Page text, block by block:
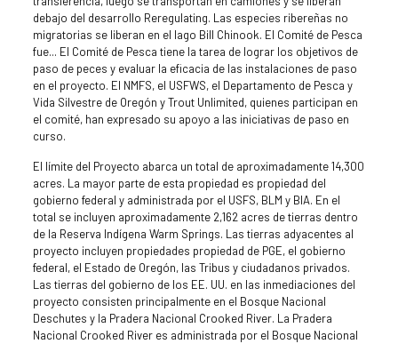
debajo del desarrollo Reregulating. Las especies ribereñas no
migratorias se liberan en el lago Bill Chinook. El Comité de Pesca
fue... El Comité de Pesca tiene la tarea de lograr los objetivos de
paso de peces y evaluar la eficacia de las instalaciones de paso
en el proyecto. El NMFS, el USFWS, el Departamento de Pesca y
Vida Silvestre de Oregón y Trout Unlimited, quienes participan en
el comité, han expresado su apoyo a las iniciativas de paso en
curso.
El límite del Proyecto abarca un total de aproximadamente 14,300
acres. La mayor parte de esta propiedad es propiedad del
gobierno federal y administrada por el USFS, BLM y BIA. En el
total se incluyen aproximadamente 2,162 acres de tierras dentro
de la Reserva Indígena Warm Springs. Las tierras adyacentes al
proyecto incluyen propiedades propiedad de PGE, el gobierno
federal, el Estado de Oregón, las Tribus y ciudadanos privados.
Las tierras del gobierno de los EE. UU. en las inmediaciones del
proyecto consisten principalmente en el Bosque Nacional
Deschutes y la Pradera Nacional Crooked River. La Pradera
Nacional Crooked River es administrada por el Bosque Nacional